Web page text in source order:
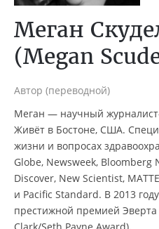
Меган
(Megan
Автор (переводной)
Меган — научный
Живёт в Бостоне, США.
жизни и вопросах
Globe, Newsweek, Bloomberg
Discover, New Scientist,
и Pacific Standard. В 2013
престижной премией